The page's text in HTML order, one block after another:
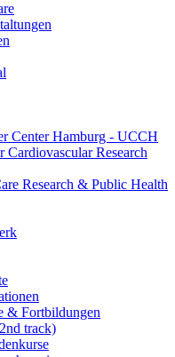
Center Hamburg - UCCH
Cardiovascular Research
Research & Public Health
& Fortbildungen
track)